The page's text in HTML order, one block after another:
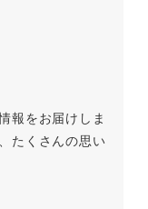
報をお届けしま
たくさんの思い